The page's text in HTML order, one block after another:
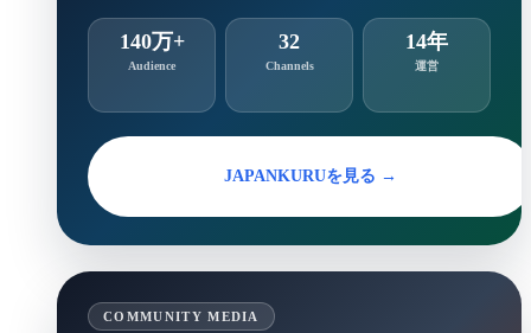
140万+
Audience
32
Channels
14年
運営
JAPANKURUを見る →
COMMUNITY MEDIA